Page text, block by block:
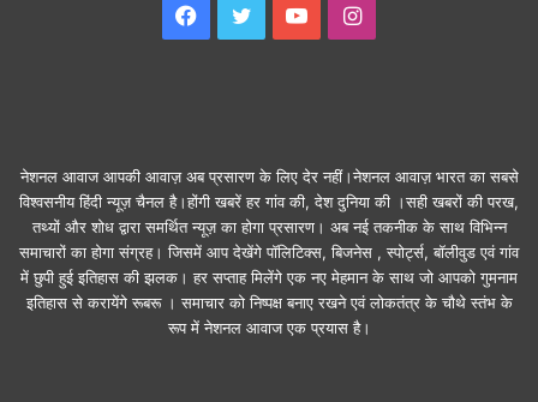
Facebook
Twitter YouTubeInstagram
नेशनल आवाज आपकी आवाज़ अब प्रसारण के लिए देर नहीं।नेशनल आवाज़ भारत का सबसे
विश्वसनीय हिंदी न्यूज़ चैनल है।होंगी खबरें हर गांव की, देश दुनिया की ।सही खबरों की परख,
तथ्यों और शोध द्वारा समर्थित न्यूज़ का होगा प्रसारण। अब नई तकनीक के साथ विभिन्न
समाचारों का होगा संग्रह। जिसमें आप देखेंगे पॉलिटिक्स, बिजनेस , स्पोर्ट्स, बॉलीवुड एवं गांव
में छुपी हुई इतिहास की झलक। हर सप्ताह मिलेंगे एक नए मेहमान के साथ जो आपको गुमनाम
इतिहास से करायेंगे रूबरू । समाचार को निष्पक्ष बनाए रखने एवं लोकतंत्र के चौथे स्तंभ के
रूप में नेशनल आवाज एक प्रयास है।